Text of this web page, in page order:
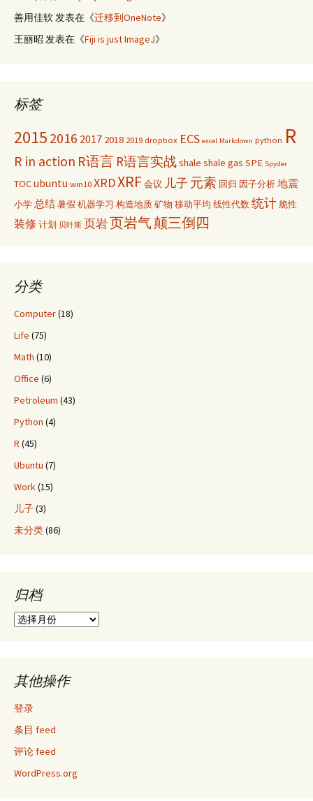
善用佳软发表在《迁移到OneNote》
王丽昭 发表在《Fiji is just ImageJ》
标签
2015 2016 2017 2018 2019 dropbox ECS excel Markdown python R
R in action R语言 R语言实战shale shale gas SPE Spyder
TOCubuntu win10XRDXRF 会议 儿子 元素 回归 因子分析地震
小学总结暑假 机器学习 构造地质矿物 移动平均 线性代数统计 脆性
装修 计划 贝叶斯 页岩页岩气颠三倒四
分类
Computer(18)
Life (75)
Math (10)
Office (6)
Petroleum (43)
Python (4)
R (45)
Ubuntu (7)
Work(15)
儿子(3)
未分类(86)
归档
归
其他操作
登录
条目 feed
评论 feed
WordPress.org